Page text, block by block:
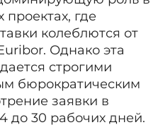
где
колеблются от
Однако эта
строгими
бюрократическим
заявки в
до 30 рабочих дней.